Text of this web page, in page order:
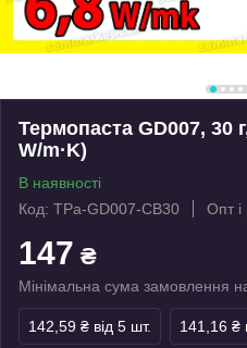
Термопаста GD007, 30
W/m·K)
В наявності
Код: TPa-GD007-CB30
Опт і
147 ₴
Мінімальна сума замовлення
142,59 ₴ від 5 шт. 141,16 ₴